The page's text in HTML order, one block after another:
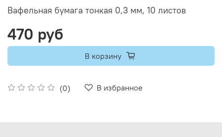
Вафельная бумага тонкая 0,3 мм, 10 листов
(0) В избранное
470 руб
В корзину